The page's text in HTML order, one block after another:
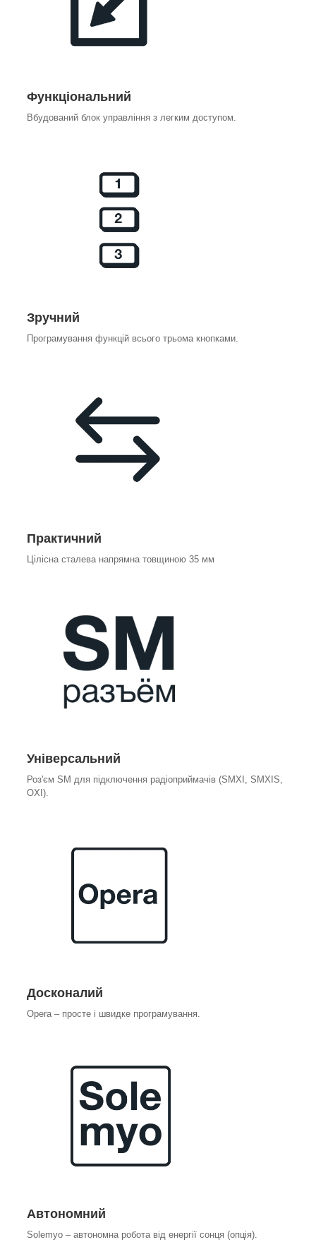
Функціональний
Вбудований блок управління з легким доступом.
Зручний
Програмування функцій всього трьома кнопками.
Практичний
Цілісна сталева напрямна товщиною 35 мм
Універсальний
Роз'єм SM для підключення радіоприймачів (SMXI, SMXIS,
OXI).
Досконалий
Opera – просте і швидке програмування.
Автономний
Solemyo – автономна робота від енергії сонця (опція).